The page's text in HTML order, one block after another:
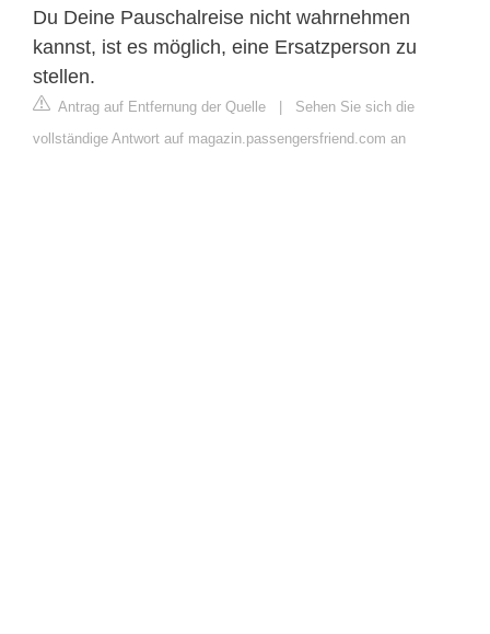
Du Deine Pauschalreise nicht wahrnehmen
kannst, ist es möglich, eine Ersatzperson zu
stellen.
Antrag auf Entfernung der Quelle | Sehen Sie sich die
vollständige Antwort auf magazin.passengersfriend.com an